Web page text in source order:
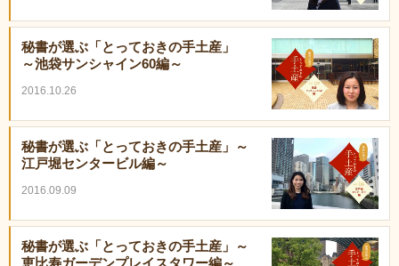
秘書が選ぶ「とっておきの手土産」
～池袋サンシャイン60編～
2016.10.26
秘書が選ぶ「とっておきの手土産」～
江戸堀センタービル編～
2016.09.09
秘書が選ぶ「とっておきの手土産」～
恵比寿ガーデンプレイスタワー編～